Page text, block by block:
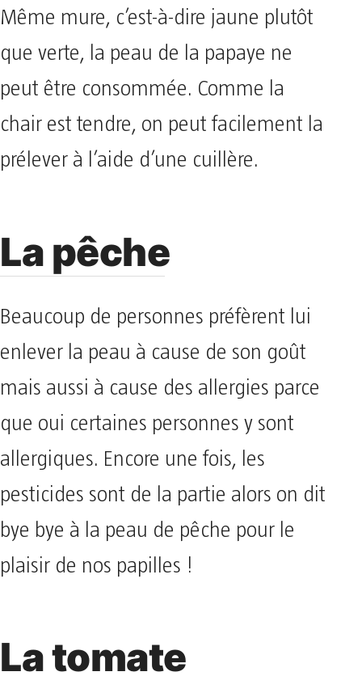
Même mure, c’est-à-dire jaune plutôt
que verte, la peau de la papaye ne
peut être consommée. Comme la
chair est tendre, on peut facilement la
prélever à l’aide d’une cuillère.
La pêche
Beaucoup de personnes préfèrent lui
enlever la peau à cause de son goût
mais aussi à cause des allergies parce
que oui certaines personnes y sont
allergiques. Encore une fois, les
pesticides sont de la partie alors on dit
bye bye à la peau de pêche pour le
plaisir de nos papilles !
La tomate